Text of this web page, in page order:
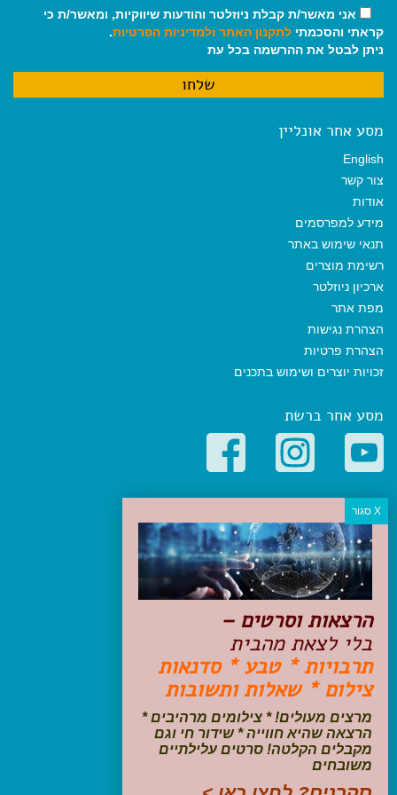
אני מאשר/ת קבלת ניוזלטר והודעות שיווקיות, ומאשר/ת כי
קראתי והסכמתי לתקנון האתר ולמדיניות הפרטיות.
ניתן לבטל את ההרשמה בכל עת
מסע אחר אונליין
English
צור קשר
אודות
מידע למפרסמים
תנאי שימוש באתר
רשימת מוצרים
ארכיון ניוזלטר
מפת אתר
הצהרת נגישות
הצהרת פרטיות
זכויות יוצרים ושימוש בתכנים
מסע אחר ברשת
קטגוריות פופולריות
יעדים
טיולים בישראל
מלונות בוטיק בישראל
טיפים והמלצות
הכנות לנסיעה
טיולי ג'יפים
טיולים עם ילדים
שייט, הפלגות, קרוזים
עקבו אחרינו בפייסבוק
הרצאות וסרטים –
בלי לצאת מהבית
תרבויות * טבע * סדנאות
צילום * שאלות ותשובות
מרצים מעולים! * צילומים מרהיבים *
הרצאה שהיא חווייה * שידור חי וגם
מקבלים הקלטה! סרטים עלילתיים
משובחים